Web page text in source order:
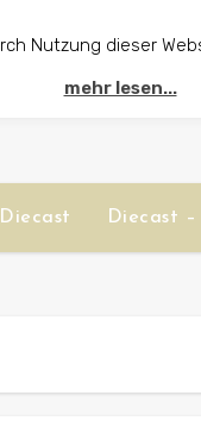
Diecast Diecast
Nutzung dieser
mehr lesen...